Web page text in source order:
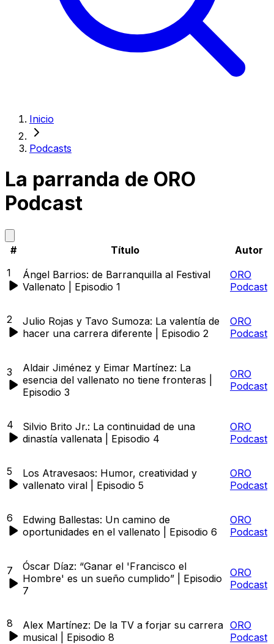
Inicio
Podcasts
La parranda de ORO
Podcast
# Título
Autor
1
Ángel Barrios: de Barranquilla al Festival
Vallenato | Episodio 1
ORO
Podcast
2
Julio Rojas y Tavo Sumoza: La valentía de
hacer una carrera diferente | Episodio 2
ORO
Podcast
3
Aldair Jiménez y Eimar Martínez: La
esencia del vallenato no tiene fronteras |
Episodio 3
ORO
Podcast
4
Silvio Brito Jr.: La continuidad de una
dinastía vallenata | Episodio 4
ORO
Podcast
5
Los Atravesaos: Humor, creatividad y
vallenato viral | Episodio 5
ORO
Podcast
6
Edwing Ballestas: Un camino de
oportunidades en el vallenato | Episodio 6
ORO
Podcast
7
Óscar Díaz: “Ganar el 'Francisco el
Hombre' es un sueño cumplido” | Episodio
7
ORO
Podcast
8
Alex Martínez: De la TV a forjar su carrera
musical | Episodio 8
ORO
Podcast